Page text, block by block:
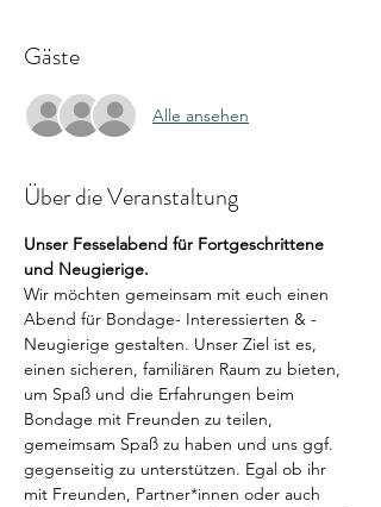
Gäste
Alle ansehen
Über die Veranstaltung
Unser Fesselabend für Fortgeschrittene
und Neugierige.
Wir möchten gemeinsam mit euch einen
Abend für Bondage- Interessierten & -
Neugierige gestalten. Unser Ziel ist es,
einen sicheren, familiären Raum zu bieten,
um Spaß und die Erfahrungen beim
Bondage mit Freunden zu teilen,
gemeimsam Spaß zu haben und uns ggf.
gegenseitig zu unterstützen. Egal ob ihr
mit Freunden, Partner*innen oder auch